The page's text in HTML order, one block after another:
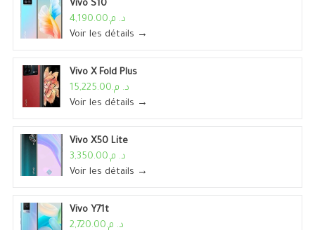
Vivo S10
د. م.4,190.00
Voir les détails →
Vivo X Fold Plus
د. م.15,225.00
Voir les détails →
Vivo X50 Lite
د. م.3,350.00
Voir les détails →
Vivo Y71t
د. م.2,720.00